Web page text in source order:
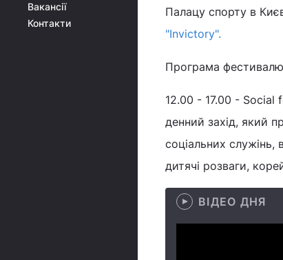
Вакансії
Контакти
Палацу спорту в
"Іnvictory".
Програма
12.00 - 17.00 - Social
денний захід, який
соціальних
дитячі розваги,
ВІДЕО ДНЯ